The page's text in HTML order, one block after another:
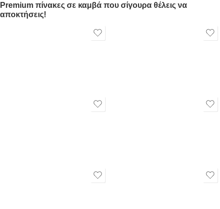
Premium πίνακες σε καμβά που σίγουρα θέλεις να
αποκτήσεις!